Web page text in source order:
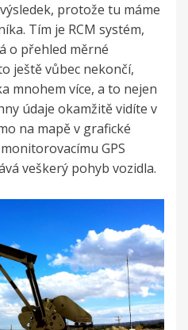
protože tu máme
Tím je RCM systém,
o přehled měrné
ještě vůbec nekončí,
mnohem více, a to nejen
údaje okamžitě vidíte v
na mapě v grafické
GPS
veškerý pohyb vozidla.